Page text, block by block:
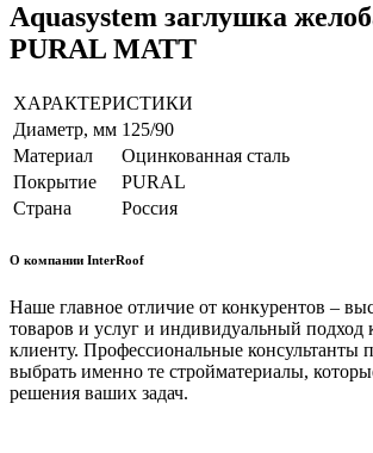
Aquasystem заглушка
PURAL MATT
ХАРАКТЕРИСТИКИ
Диаметр, мм 125/90
Материал
Оцинкованная сталь
Покрытие
PURAL
Страна
Россия
О компании InterRoof
Наше главное отличие от конкурентов –
товаров и услуг и индивидуальный подход
клиенту. Профессиональные консультанты
выбрать именно те стройматериалы,
решения ваших задач.